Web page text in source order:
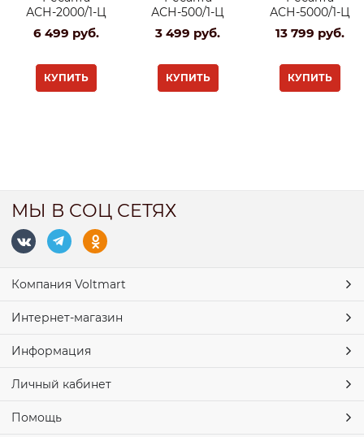
АСН-2000/1-Ц
6 499 руб.
КУПИТЬ
АСН-500/1-Ц
3 499 руб.
КУПИТЬ
АСН-5000/1-Ц
13 799 руб.
КУПИТЬ
МЫ В СОЦ СЕТЯХ
Компания Voltmart
Интернет-магазин
Информация
Личный кабинет
Помощь